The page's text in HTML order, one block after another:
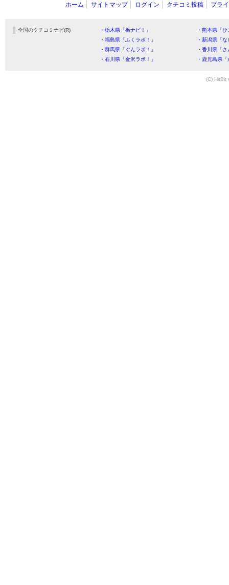
ホーム サイトマップ ログイン クチコミ投稿 プラ
全国のクチコミナビ(R) ・栃木県「栃ナビ！」
・熊本県「
・福島県「ふくラボ！」
・新潟県「
・群馬県「ぐんラボ！」
・香川県「
・石川県「金沢ラボ！」
・鹿児島県
(C) HitBit